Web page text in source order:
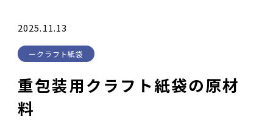
2025.11.13
クラフト紙袋
重包装用クラフト紙袋の原材
料